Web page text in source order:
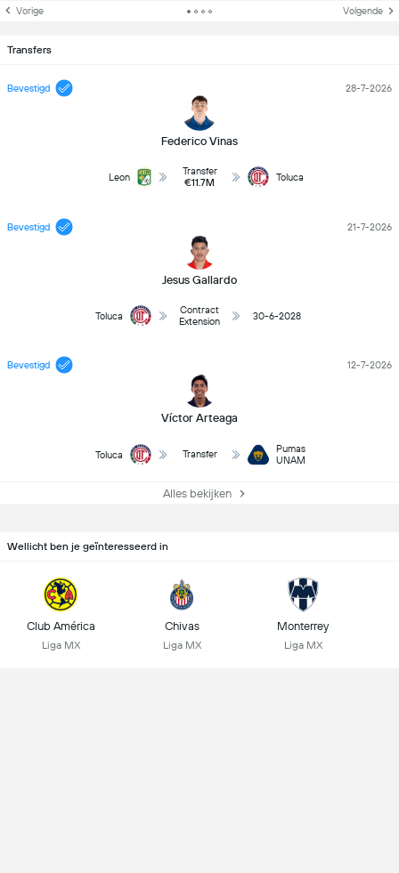
Vorige Volgende
Transfers
Bevestigd
Federico Vinas
28-7-2026
Leon
Transfer
€11.7M
Toluca
Bevestigd
Jesus Gallardo
21-7-2026
Toluca
Contract
Extension
30-6-2028
Bevestigd
Víctor Arteaga
12-7-2026
Toluca Transfer
Pumas
UNAM
Alles bekijken
Wellicht ben je geïnteresseerd in
Club América
Liga MX
Chivas
Liga MX
Monterrey
Liga MX